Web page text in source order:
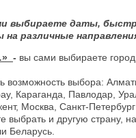
выбираете даты,
на различные
- вы сами выбираете
возможность выбора:
Караганда, Павлодар,
Москва, Санкт-Петербург
выбрать и другую страну,
Беларусь.